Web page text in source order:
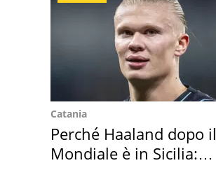
Catania
Perché Haaland dopo il
Mondiale è in Sicilia: